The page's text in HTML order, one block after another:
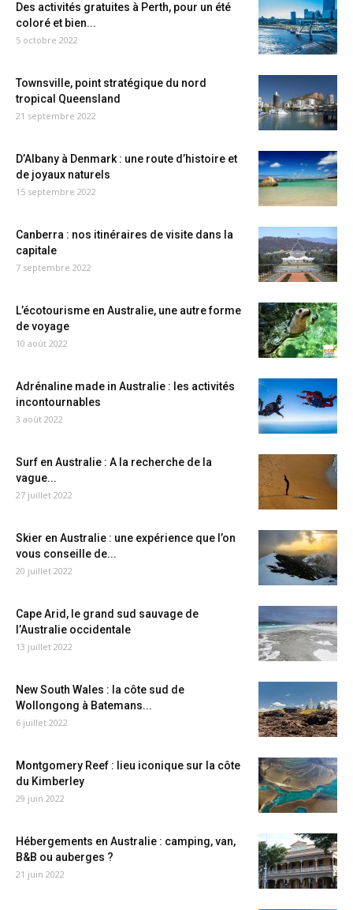
Des activités gratuites à Perth, pour un été
coloré et bien...
5 octobre 2022
Townsville, point stratégique du nord
tropical Queensland
21 septembre 2022
D’Albany à Denmark : une route d’histoire et
de joyaux naturels
15 septembre 2022
Canberra : nos itinéraires de visite dans la
capitale
7 septembre 2022
L’écotourisme en Australie, une autre forme
de voyage
10 août 2022
Adrénaline made in Australie : les activités
incontournables
3 août 2022
Surf en Australie : A la recherche de la
vague...
27 juillet 2022
Skier en Australie : une expérience que l’on
vous conseille de...
20 juillet 2022
Cape Arid, le grand sud sauvage de
l’Australie occidentale
13 juillet 2022
New South Wales : la côte sud de
Wollongong à Batemans...
6 juillet 2022
Montgomery Reef : lieu iconique sur la côte
du Kimberley
29 juin 2022
Hébergements en Australie : camping, van,
B&B ou auberges ?
21 juin 2022